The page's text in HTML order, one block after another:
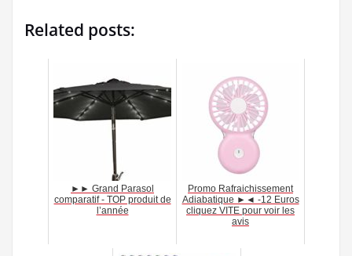
Related posts:
►► Grand Parasol
comparatif - TOP produit de
l’année
Promo Rafraichissement
Adiabatique ►◄ -12 Euros
cliquez VITE pour voir les
avis